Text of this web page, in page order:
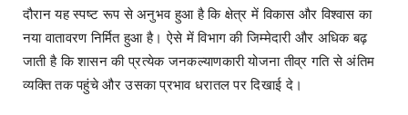
दौरान यह स्पष्ट रूप से अनुभव हुआ है कि क्षेत्र में विकास और विश्वास का
नया वातावरण निर्मित हुआ है। ऐसे में विभाग की जिम्मेदारी और अधिक बढ़
जाती है कि शासन की प्रत्येक जनकल्याणकारी योजना तीव्र गति से अंतिम
व्यक्ति तक पहुंचे और उसका प्रभाव धरातल पर दिखाई दे।